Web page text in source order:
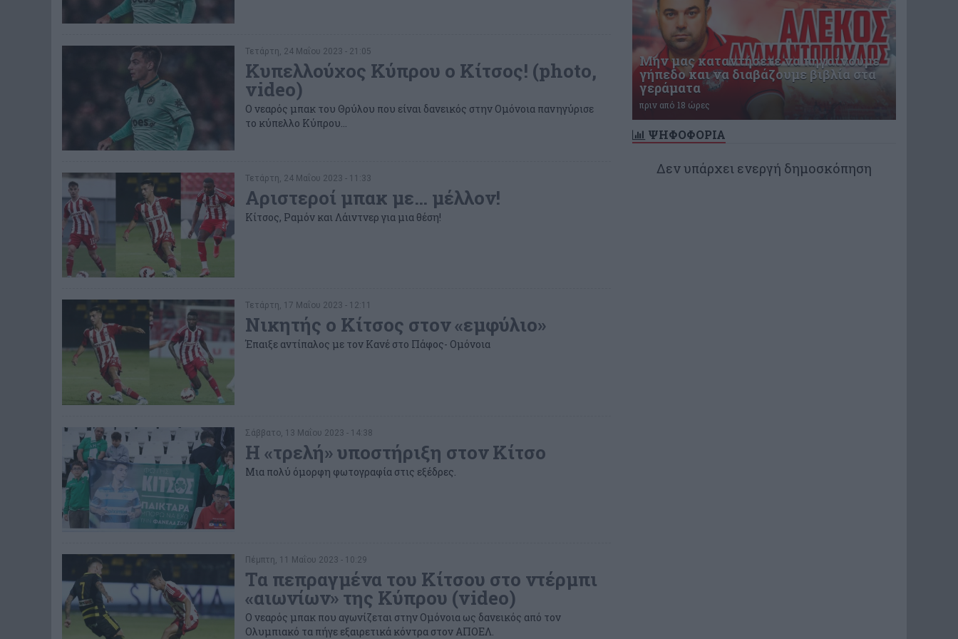
Τετάρτη, 24 Μαΐου 2023 - 21:05
Κυπελλούχος Κύπρου ο Κίτσος! (photo,
video)
O νεαρός μπακ του Θρύλου που είναι δανεικός στην Ομόνοια πανηγύρισε
το κύπελλο Κύπρου...
Τετάρτη, 24 Μαΐου 2023 - 11:33
Αριστεροί μπακ με… μέλλον!
Κίτσος, Ραμόν και Λάιντνερ για μια θέση!
Τετάρτη, 17 Μαΐου 2023 - 12:11
Νικητής ο Κίτσος στον «εμφύλιο»
Έπαιξε αντίπαλος με τον Κανέ στο Πάφος- Ομόνοια
Σάββατο, 13 Μαΐου 2023 - 14:38
Η «τρελή» υποστήριξη στον Κίτσο
Μια πολύ όμορφη φωτογραφία στις εξέδρες.
Πέμπτη, 11 Μαΐου 2023 - 10:29
Τα πεπραγμένα του Κίτσου στο ντέρμπι
«αιωνίων» της Κύπρου (video)
Ο νεαρός μπακ που αγωνίζεται στην Ομόνοια ως δανεικός από τον
Ολυμπιακό τα πήγε εξαιρετικά κόντρα στον ΑΠΟΕΛ.
Μην μας καταντήσετε να πηγαίνουμε
γήπεδο και να διαβάζουμε βιβλία στα
γεράματα
πριν από 18 ώρες
ΨΗΦΟΦΟΡΙΑ
Δεν υπάρχει ενεργή δημοσκόπηση